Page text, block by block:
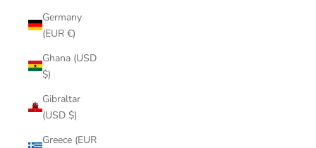
Germany
(EUR €)
Ghana (USD
$)
Gibraltar
(USD $)
Greece (EUR